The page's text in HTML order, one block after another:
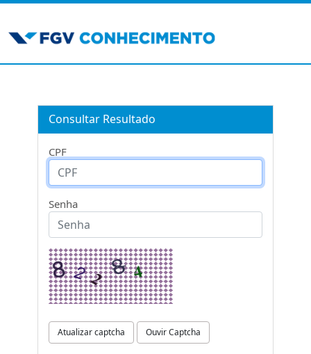
Consultar Resultado
CPF
Senha
Atualizar captcha Ouvir Captcha